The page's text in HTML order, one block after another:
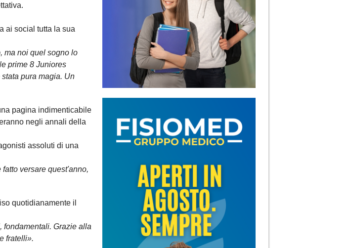
ai social tutta la sua
ma noi quel sogno lo
prime 8 Juniores
pura magia. Un
pagina indimenticabile
negli annali della
assoluti di una
versare quest'anno,
quotidianamente il
fondamentali. Grazie alla
fratelli».